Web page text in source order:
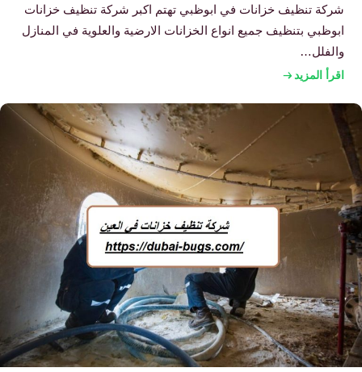
شركة تنظيف خزانات في ابوظبي تهتم اكبر شركة تنظيف خزانات
ابوظبي بتنظيف جميع انواع الخزانات الارضية والعلوية في المنازل
والفلل…
اقرأ المزيد